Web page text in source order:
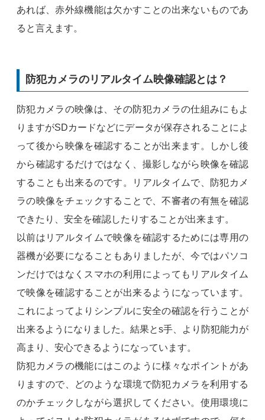
あれば、赤外線機能は欠かすことの出来ないものであ
ると言えます。
防犯カメラのリアルタイム映像確認とは？
防犯カメラの映像は、その防犯カメラの仕組みにもよ
りますがSDカードなどにデータが保存されることによ
って後から映像を確認することが出来ます。しかし後
から確認するだけではなく、撮影しながら映像を確認
することも出来るのです。リアルタイムで、防犯カメ
ラの映像をチェックすることで、不審者の有無を確認
できたり、安全を確認したりすることが出来ます。
以前はリアルタイムで映像を確認するためには専用の
器機が必要になることもありましたが、今ではパソコ
ンだけではなくスマホの利用によってもリアルタイム
で映像を確認することが出来るようになっています。
これによってよりシンプルに安全の確認を行うことが
出来るようになりました。結果とs手、より防犯能力が
高まり、安心できるようになっています。
防犯カメラの機能にはこのように様々なポイントがあ
りますので、どのような環境で防犯カメラを利用する
のかチェックしながら選択してください。使用環境に